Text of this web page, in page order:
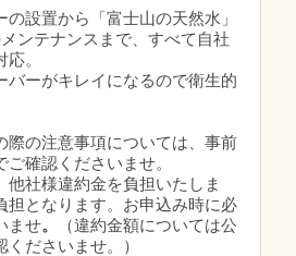
設置から「富士山の天然水」
ンテナンスまで、すべて自社
応。
バーがキレイになるので衛生的
の注意事項については、事前
確認くださいませ。
社様違約金を負担いたしま
担となります。お申込み時に必
ませ。
（違約金額については公
ださいませ。）